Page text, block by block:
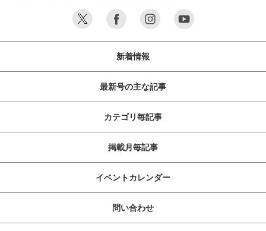
新着情報
最新号の主な記事
カテゴリ毎記事
掲載月毎記事
イベントカレンダー
問い合わせ